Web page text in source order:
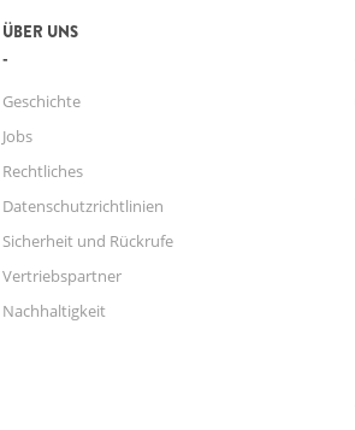
ÜBER UNS
Geschichte
Jobs
Rechtliches
Datenschutzrichtlinien
Sicherheit und Rückrufe
Vertriebspartner
Nachhaltigkeit